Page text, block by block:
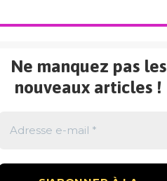
Ne manquez pas les
nouveaux articles !